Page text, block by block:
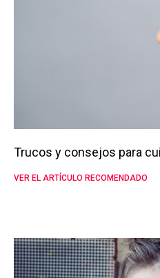
Trucos y consejos para
VER EL ARTÍCULO RECOMENDADO